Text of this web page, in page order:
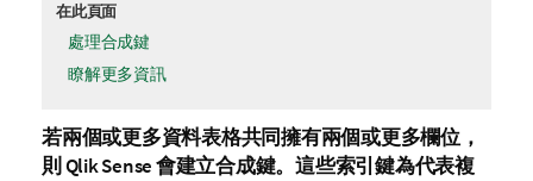
在此頁面
處理合成鍵
瞭解更多資訊
若兩個或更多資料表格共同擁有兩個或更多欄位，
則 Qlik Sense會建立合成鍵。這些索引鍵為代表複